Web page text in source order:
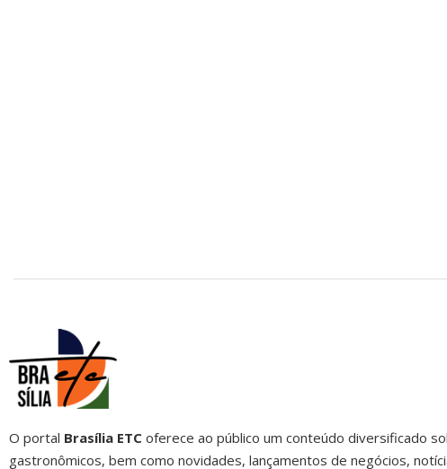
O portal Brasília ETC oferece ao público um conteúdo diversificado
gastronômicos, bem como novidades, lançamentos de negócios,